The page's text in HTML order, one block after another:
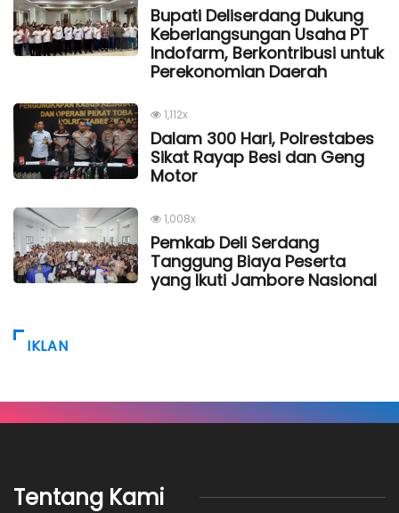
Bupati Deliserdang Dukung
Keberlangsungan Usaha PT
Indofarm, Berkontribusi untuk
Perekonomian Daerah
1,112x
Dalam 300 Hari, Polrestabes
Sikat Rayap Besi dan Geng
Motor
1,008x
Pemkab Deli Serdang
Tanggung Biaya Peserta
yang Ikuti Jambore Nasional
IKLAN
Tentang Kami